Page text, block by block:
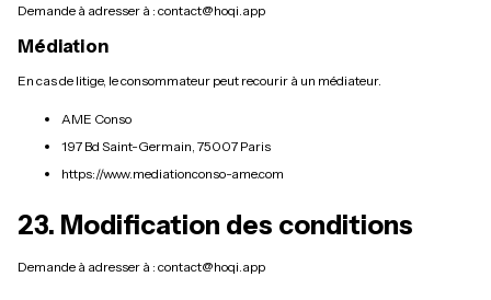
Demande à adresser à : contact@hoqi.app
Médiation
En cas de litige, le consommateur peut recourir à un médiateur.
AME Conso
197 Bd Saint-Germain, 75007 Paris
https://www.mediationconso-ame.com
23. Modification des conditions
Demande à adresser à : contact@hoqi.app